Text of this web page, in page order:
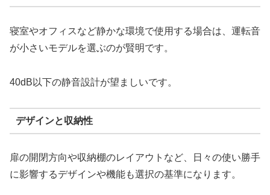
寝室やオフィスなど静かな環境で使用する場合は、運転音
が小さいモデルを選ぶのが賢明です。
40dB以下の静音設計が望ましいです。
デザインと収納性
扉の開閉方向や収納棚のレイアウトなど、日々の使い勝手
に影響するデザインや機能も選択の基準になります。